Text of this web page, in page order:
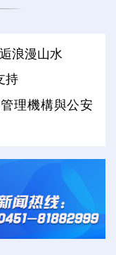
浪漫山水
持
理機構與公安